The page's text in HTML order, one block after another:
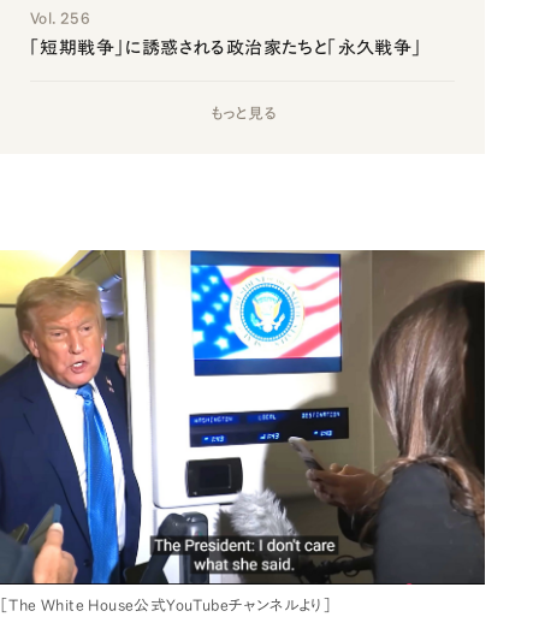
Vol. 256
「短期戦争」に誘惑される政治家たちと「永久戦争」
もっと見る
［The White House公式YouTubeチャンネルより］